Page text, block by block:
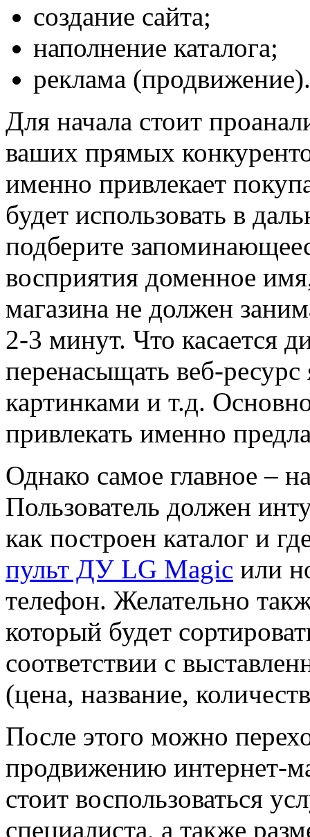
создание сайта;
наполнение каталога;
реклама (продвижение).
Для начала стоит
ваших прямых
именно привлекает
будет использовать в
подберите
восприятия доменное
магазина не должен
2-3 минут. Что касается
перенасыщать веб-
картинками и т.д.
привлекать именно
Однако самое главное –
Пользователь должен
как построен каталог и
пульт ДУ LG Magic или
телефон. Желательно
который будет
соответствии с
(цена, название,
После этого можно
продвижению интернет-
стоит воспользоваться
специалиста, а также